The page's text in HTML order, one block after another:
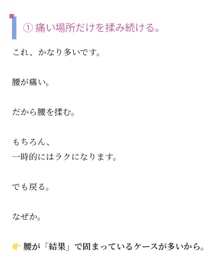
① 痛い場所だけを揉み続ける。
これ、かなり多いです。
腰が痛い。
だから腰を揉む。
もちろん、
一時的にはラクになります。
でも戻る。
なぜか。
腰が「結果」で固まっているケースが多いから。